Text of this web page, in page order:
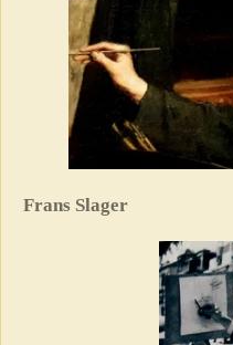
Frans Slager